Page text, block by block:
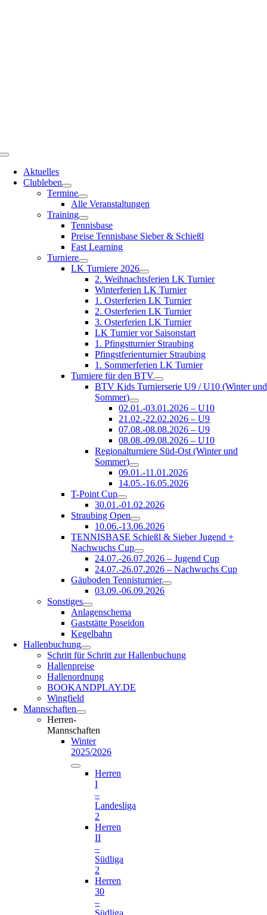
Toggle
NavigationAktuelles
Clubleben
Termine
Alle Veranstaltungen
Training
Tennisbase
Preise Tennisbase Sieber & Schießl
Fast Learning
Turniere
LK Turniere 2026
2. Weihnachtsferien LK Turnier
Winterferien LK Turnier
1. Osterferien LK Turnier
2. Osterferien LK Turnier
3. Osterferien LK Turnier
LK Turnier vor Saisonstart
1. Pfingstturnier Straubing
Pfingstferienturnier Straubing
1. Sommerferien LK Turnier
Turniere für den BTV
BTV Kids Turnierserie U9 / U10 (Winter und
Sommer)
02.01.-03.01.2026 – U10
21.02.-22.02.2026 – U9
07.08.-08.08.2026 – U9
08.08.-09.08.2026 – U10
Regionalturniere Süd-Ost (Winter und
Sommer)
09.01.-11.01.2026
14.05.-16.05.2026
T-Point Cup
30.01.-01.02.2026
Straubing Open
10.06.-13.06.2026
TENNISBASE Schießl & Sieber Jugend +
Nachwuchs Cup
24.07.-26.07.2026 – Jugend Cup
24.07.-26.07.2026 – Nachwuchs Cup
Gäuboden Tennisturnier
03.09.-06.09.2026
Sonstiges
Anlagenschema
Gaststätte Poseidon
Kegelbahn
Hallenbuchung
Schritt für Schritt zur Hallenbuchung
Hallenpreise
Hallenordnung
BOOKANDPLAY.DE
Wingfield
Mannschaften
Herren-
Mannschaften
Winter
2025/2026
Herren
I
–
Landesliga
2
Herren
II
–
Südliga
2
Herren
30
–
Südliga